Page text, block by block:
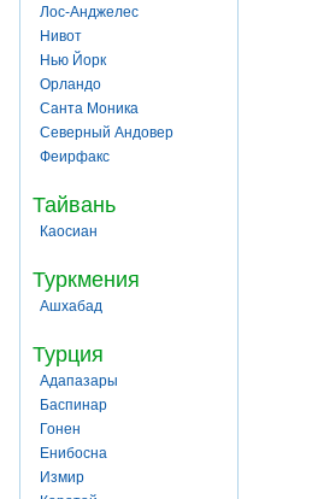
Лос-Анджелес
Нивот
Нью Йорк
Орландо
Санта Моника
Северный Андовер
Феирфакс
Тайвань
Каосиан
Туркмения
Ашхабад
Турция
Адапазары
Баспинар
Гонен
Енибосна
Измир